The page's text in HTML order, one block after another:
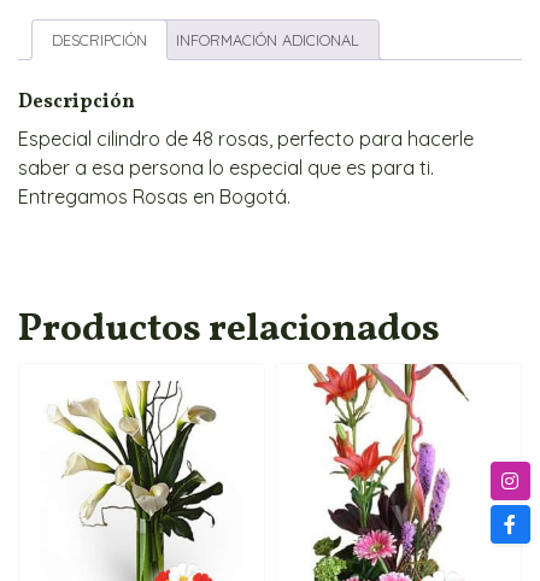
DESCRIPCIÓN INFORMACIÓN ADICIONAL
Descripción
Especial cilindro de 48 rosas, perfecto para hacerle
saber a esa persona lo especial que es para ti.
Entregamos Rosas en Bogotá.
Productos relacionados